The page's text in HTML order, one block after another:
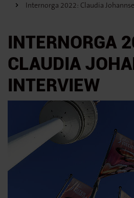
Internorga 2022: Claudia
INTERNORGA
CLAUDIA
INTERVIEW